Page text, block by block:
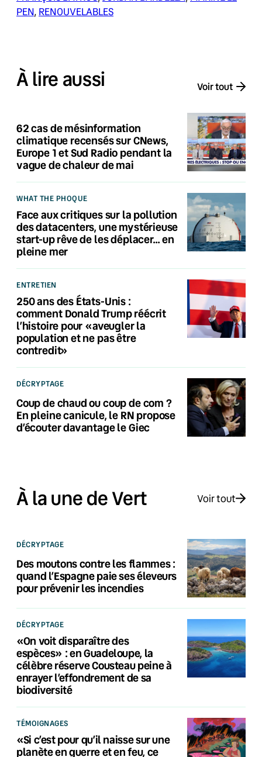
PEN, RENOUVELABLES
À lire aussi Voir tout
62 cas de mésinformation
climatique recensés sur CNews,
Europe 1 et Sud Radio pendant la
vague de chaleur de mai
WHAT THE PHOQUE
Face aux critiques sur la pollution
des datacenters, une mystérieuse
start-up rêve de les déplacer… en
pleine mer
ENTRETIEN
250 ans des États-Unis :
comment Donald Trump réécrit
l’histoire pour «aveugler la
population et ne pas être
contredit»
DÉCRYPTAGE
Coup de chaud ou coup de com ?
En pleine canicule, le RN propose
d’écouter davantage le Giec
À la une de Vert Voir tout
DÉCRYPTAGE
Des moutons contre les flammes :
quand l’Espagne paie ses éleveurs
pour prévenir les incendies
DÉCRYPTAGE
«On voit disparaître des
espèces» : en Guadeloupe, la
célèbre réserve Cousteau peine à
enrayer l’effondrement de sa
biodiversité
TÉMOIGNAGES
«Si c’est pour qu’il naisse sur une
planète en guerre et en feu, ce